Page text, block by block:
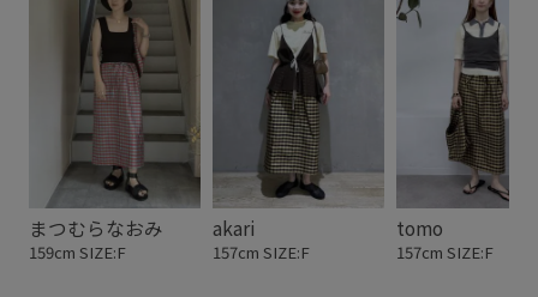
まつむらなおみ
159cm SIZE:F
akari
157cm SIZE:F
tomo
157cm SIZE:F